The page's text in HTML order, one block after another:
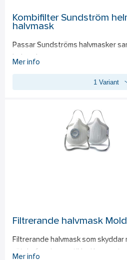
Kombifilter Sundström
halvmask
Passar Sundströms halvmasker
helmasker.
Mer info
1 Variant
Filtrerande halvmask
Filtrerande halvmask som skyddar
vätskeformiga partiklar i
Mer info